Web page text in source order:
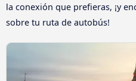
la conexión que prefieras, ¡y
sobre tu ruta de autobús!